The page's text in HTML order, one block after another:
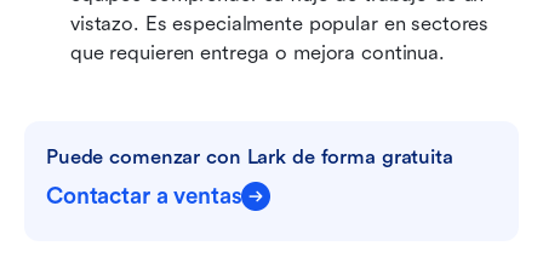
vistazo. Es especialmente popular en sectores
que requieren entrega o mejora continua.
Puede comenzar con Lark de forma gratuita
Contactar a ventas